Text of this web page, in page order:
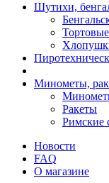
Шутихи,
Минометы,
Ракеты
Римские
Новости
FAQ
О магазине